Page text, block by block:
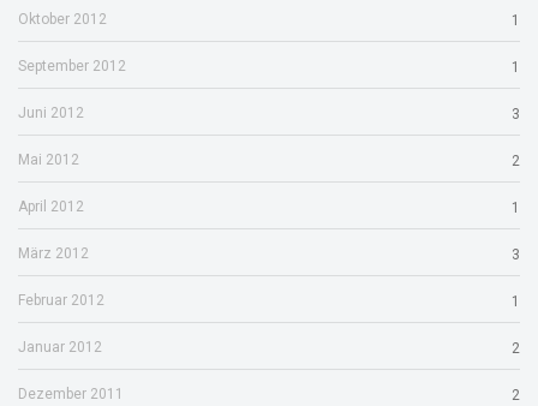
Oktober 2012 1
September 2012 1
Juni 2012 3
Mai 2012 2
April 2012 1
März 2012 3
Februar 2012 1
Januar 2012 2
Dezember 2011 2